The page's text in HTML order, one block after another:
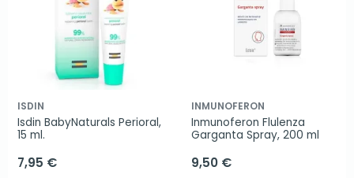
ISDIN
Isdin BabyNaturals Perioral,
15 ml.
7,95 €
INMUNOFERON
Inmunoferon Flulenza
Garganta Spray, 200 ml
9,50 €